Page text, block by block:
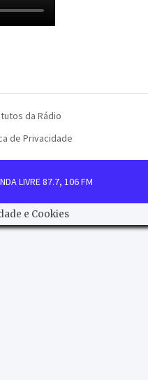
da Rádio
de Privacidade
LIVRE 87.7, 106 FM
e Cookies